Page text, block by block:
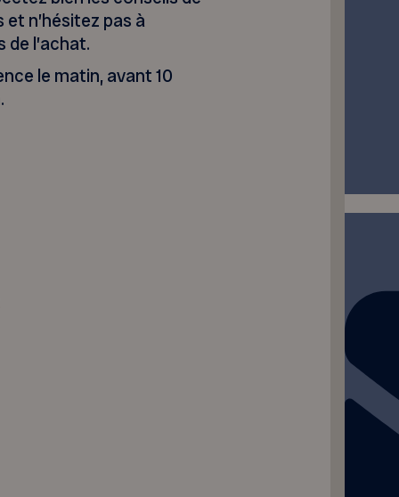
n’hésitez pas à
l’achat.
le matin, avant 10